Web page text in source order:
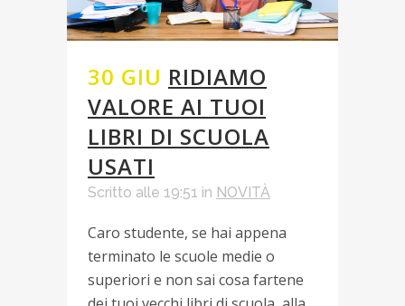
30 GIU RIDIAMO
VALORE AI TUOI
LIBRI DI SCUOLA
USATI
Scritto alle 19:51 in NOVITÀ
Caro studente, se hai appena
terminato le scuole medie o
superiori e non sai cosa fartene